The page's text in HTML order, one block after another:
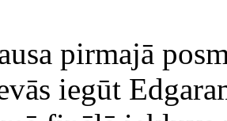
pirmajā
iegūt